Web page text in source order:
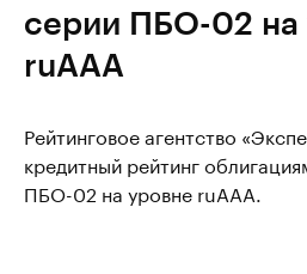
серии ПБО-02 на
ruAAA
Рейтинговое агентство
кредитный рейтинг
ПБО-02 на уровне ruAAA.